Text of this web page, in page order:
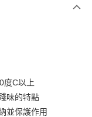
作天內寄出
作天內寄出
度C以上
味的特點
並保護作用